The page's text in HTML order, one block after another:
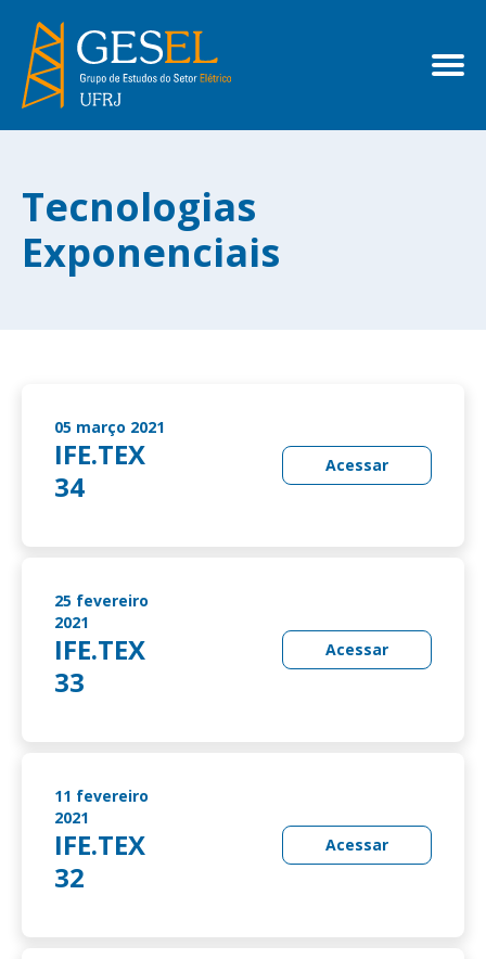
Tecnologias
Exponenciais
05 março 2021
IFE.TEX
34
Acessar
25 fevereiro
2021
IFE.TEX
33
Acessar
11 fevereiro
2021
IFE.TEX
32
Acessar